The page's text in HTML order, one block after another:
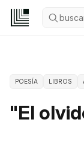
POESÍA LIBROS
"El